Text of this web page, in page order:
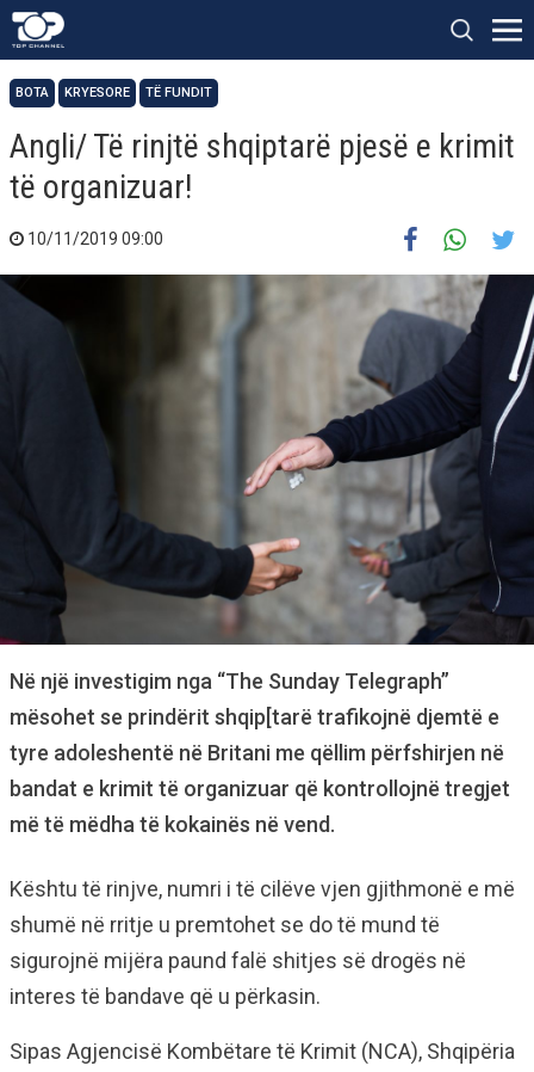
BOTA KRYESORE TË FUNDIT
Angli/ Të rinjtë shqiptarë pjesë e krimit
të organizuar!
10/11/2019 09:00
Në një investigim nga “The Sunday Telegraph”
mësohet se prindërit shqip[tarë trafikojnë djemtë e
tyre adoleshentë në Britani me qëllim përfshirjen në
bandat e krimit të organizuar që kontrollojnë tregjet
më të mëdha të kokainës në vend.
Kështu të rinjve, numri i të cilëve vjen gjithmonë e më
shumë në rritje u premtohet se do të mund të
sigurojnë mijëra paund falë shitjes së drogës në
interes të bandave që u përkasin.
Sipas Agjencisë Kombëtare të Krimit (NCA), Shqipëria